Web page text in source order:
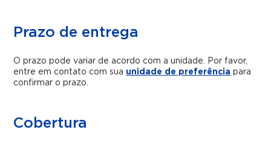
Prazo de entrega
O prazo pode variar de acordo com a unidade. Por favor,
entre em contato com sua unidade de preferência para
confirmar o prazo.
Cobertura